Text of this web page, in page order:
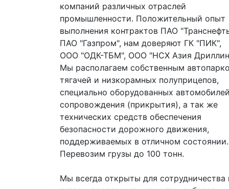
компаний различных отраслей
промышленности. Положительный опыт
выполнения контрактов ПАО
ПАО "Газпром", нам доверяют ГК "ПИК",
ООО "ОДК-ТБМ", ООО "НСХ Азия
Мы располагаем собственным
тягачей и низкорамных полуприцепов,
специально оборудованных автомобилей
сопровождения (прикрытия), а так же
технических средств обеспечения
безопасности дорожного движения,
поддерживаемых в отличном состоянии.
Перевозим грузы до 100 тонн.
Мы всегда открыты для сотрудничества